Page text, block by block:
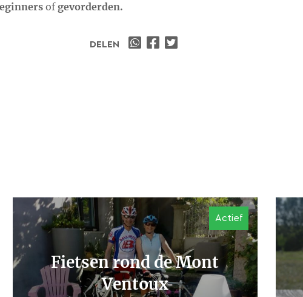
of gevorderden.
DELEN
Actief
Fietsen rond de Mont
Ventoux